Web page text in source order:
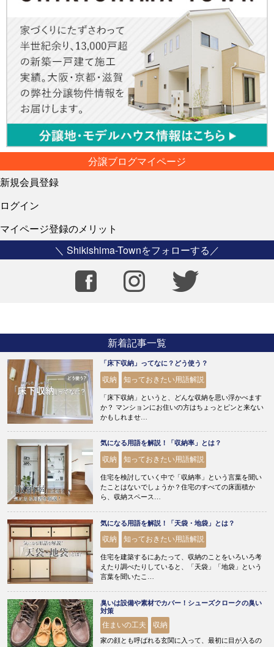
分譲ブログマイページ
新規会員登録
ログイン
マイページ登録のメリット
＼ Shikishima-Townをフォローする／
新着記事一覧
「床下収納」ってなに？どう使う？
収納 知っておきたい用語解説
「床下収納」というと、どんな収納を思い浮かべます
か？ マンションにお住いの方はちょっとピンと来ない
かもしれませ…
気になる用語を解説！「収納率」とは？
収納 知っておきたい用語解説
住宅を検討していく中で「収納率」という言葉を聞い
たことはないでしょうか？住宅のすべての床面積か
ら、収納スペース…
気になる用語を解説！「天袋・地袋」とは？
収納 知っておきたい用語解説
住宅を建築するにあたって、収納のことをいろいろ考
えたり調べたりしていると、「天袋」「地袋」という
言葉を聞いたこ…
臭いは設備や素材でカバー！シューズクロークの臭い
対策
住まいの工夫 収納
家の顔とも呼ばれる玄関に入って、最初に目が入るの